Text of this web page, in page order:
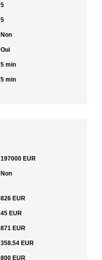
5
5
Non
Oui
5 min
5 min
197000 EUR
Non
826 EUR
45 EUR
871 EUR
358.54 EUR
800 EUR